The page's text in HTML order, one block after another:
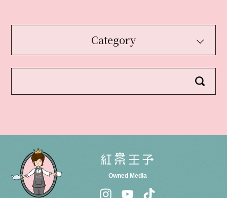
Category
Owned Media